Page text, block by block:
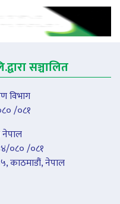
सञ्चालित
विभाग
/०८१
नेपाल
०८० /०८१
काठमाडौं, नेपाल